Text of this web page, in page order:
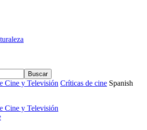
Cine y Televisión Críticas de cine Spanish
Cine y Televisión